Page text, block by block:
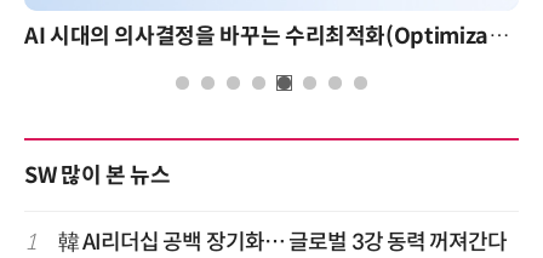
AI 시대의 의사결정을 바꾸는 수리최적화(Optimization): 실제 산업 적용 사례와 활용 전략
SW 많이 본 뉴스
1 韓 AI리더십 공백 장기화… 글로벌 3강 동력 꺼져간다